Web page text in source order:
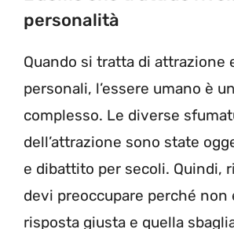
personalità
Quando si tratta di attrazione
personali, l’essere umano è
complesso. Le diverse
dell’attrazione sono state
e dibattito per secoli. Quindi,
devi preoccupare perché non
risposta giusta e quella